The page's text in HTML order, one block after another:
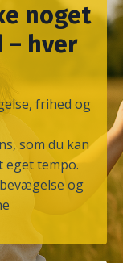
noget
– hver
frihed og
som du kan
eget tempo.
og